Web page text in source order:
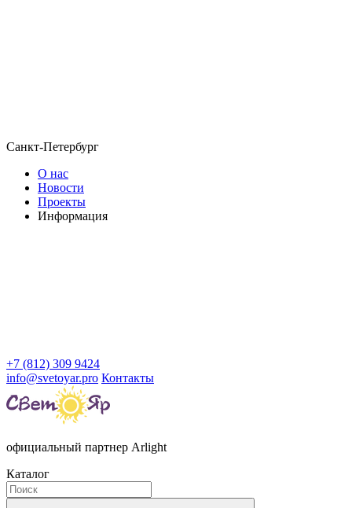
Санкт-Петербург
О нас
Новости
Проекты
Информация
+7 (812) 309 9424
info@svetoyar.pro Контакты
официальный партнер Arlight
Каталог